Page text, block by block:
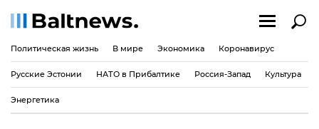
Политическая жизнь В мире Экономика Коронавирус
Русские Эстонии НАТО в Прибалтике Россия-Запад Культура
Энергетика